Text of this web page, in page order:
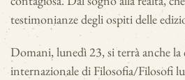
testimonianze degli ospiti delle
Domani, lunedì 23, si terrà anche
internazionale di Filosofia/Filosofi